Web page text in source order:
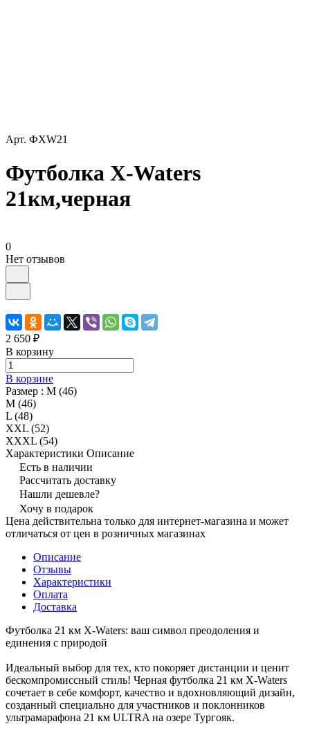
Арт. ФХW21
Футболка X-Waters
21км,черная
0
Нет отзывов
2 650 ₽
В корзину
В корзине
Размер : M (46)
M (46)
L (48)
XXL (52)
XXXL (54)
Характеристики Описание
Есть в наличии
Рассчитать доставку
Нашли дешевле?
Хочу в подарок
Цена действительна только для интернет-магазина и может
отличаться от цен в розничных магазинах
Описание
Отзывы
Характеристики
Оплата
Доставка
Футболка 21 км X-Waters: ваш символ преодоления и
единения с природой
Идеальный выбор для тех, кто покоряет дистанции и ценит
бескомпромиссный стиль! Черная футболка 21 км X-Waters
сочетает в себе комфорт, качество и вдохновляющий дизайн,
созданный специально для участников и поклонников
ультрамарафона 21 км ULTRA на озере Тургояк.